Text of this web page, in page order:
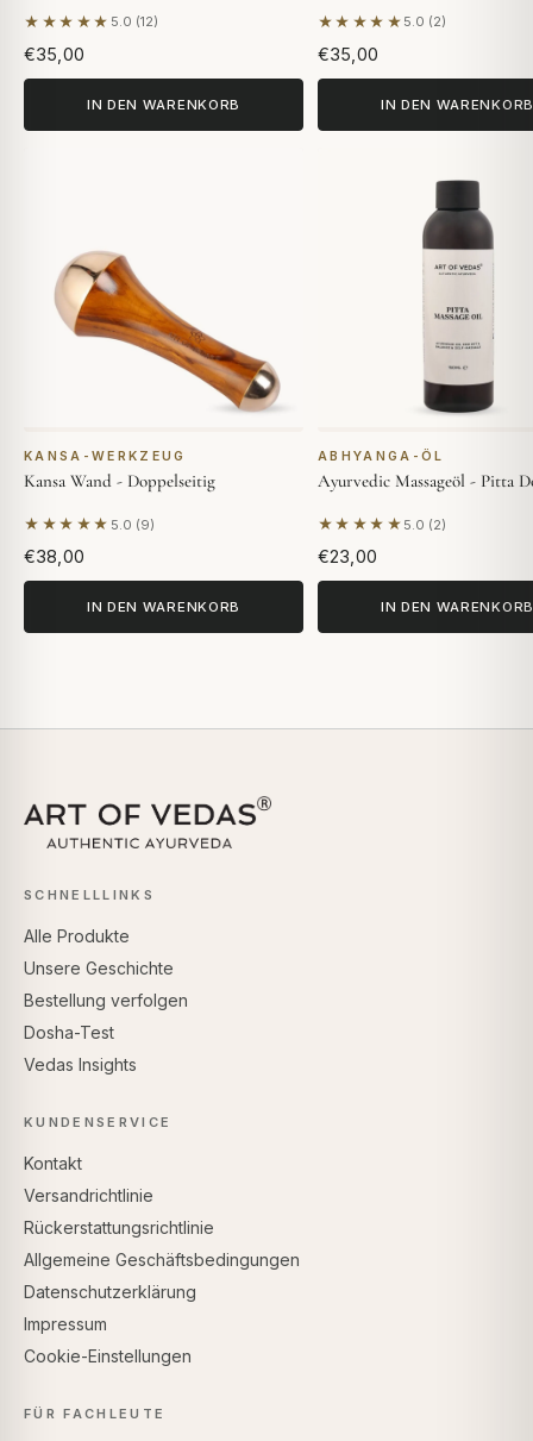
★★★★★ 5.0 (12)
Basierend auf 12 Bewertungen
€35,00
IN DEN WARENKORB
★★★★★ 5.0 (2)
Basierend auf 2
€35,00
IN DEN WARENKORB
KANSA-WERKZEUG
Kansa Wand - Doppelseitig
★★★★★ 5.0 (9)
Basierend auf 9 Bewertungen
€38,00
IN DEN WARENKORB
ABHYANGA-ÖL
Ayurvedic Massageöl - Pitta
★★★★★ 5.0 (2)
Basierend auf 2
€23,00
IN DEN WARENKORB
SCHNELLLINKS
Alle Produkte
Unsere Geschichte
Bestellung verfolgen
Dosha-Test
Vedas Insights
KUNDENSERVICE
Kontakt
Versandrichtlinie
Rückerstattungsrichtlinie
Allgemeine Geschäftsbedingungen
Datenschutzerklärung
Impressum
Cookie-Einstellungen
FÜR FACHLEUTE